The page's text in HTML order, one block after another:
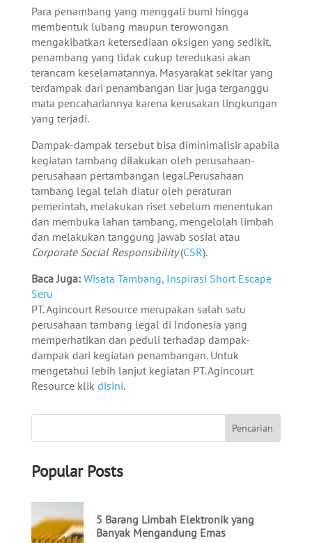
Para penambang yang menggali bumi hingga
membentuk lubang maupun terowongan
mengakibatkan ketersediaan oksigen yang sedikit,
penambang yang tidak cukup teredukasi akan
terancam keselamatannya. Masyarakat sekitar yang
terdampak dari penambangan liar juga terganggu
mata pencahariannya karena kerusakan lingkungan
yang terjadi.
Dampak-dampak tersebut bisa diminimalisir apabila
kegiatan tambang dilakukan oleh perusahaan-
perusahaan pertambangan legal.Perusahaan
tambang legal telah diatur oleh peraturan
pemerintah, melakukan riset sebelum menentukan
dan membuka lahan tambang, mengelolah limbah
dan melakukan tanggung jawab sosial atau
Corporate Social Responsibility(CSR).
Baca Juga: Wisata Tambang, Inspirasi Short Escape
Seru
PT. Agincourt Resource merupakan salah satu
perusahaan tambang legal di Indonesia yang
memperhatikan dan peduli terhadap dampak-
dampak dari kegiatan penambangan. Untuk
mengetahui lebih lanjut kegiatan PT. Agincourt
Resource klik disini.
Popular Posts